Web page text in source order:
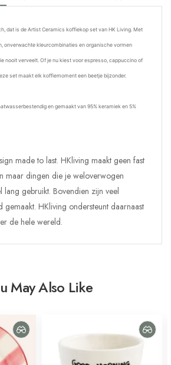
dat is de Artist Ceramics koffiekop set van HK Living. Met
onverwachte kleurcombinaties en organische vormen
nooit verveelt. Of je nu kiest voor espresso, cappuccino of
set maakt elk koffiemoment een beetje bijzonder.
en gemaakt van 95% keramiek en 5%
made to last. HKliving maakt geen fast
maar dingen die je weloverwogen
lang gebruikt. Bovendien zijn veel
gemaakt. HKliving ondersteunt daarnaast
de hele wereld.
May Also Like